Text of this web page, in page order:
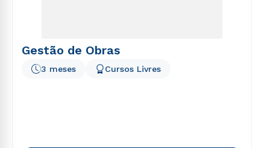
Gestão de Obras
3 meses Cursos Livres